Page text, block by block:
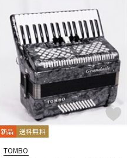
新品 送料無料
TOMBO